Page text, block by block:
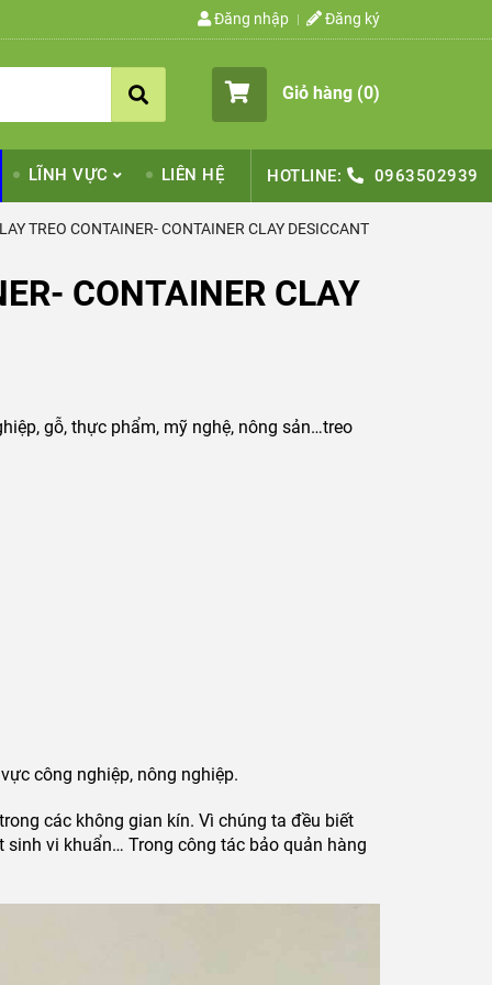
Đăng nhập Đăng ký
Giỏ hàng (0)
LĨNH VỰC LIÊN HỆ HOTLINE: 0963502939
TREO CONTAINER- CONTAINER CLAY DESICCANT
CONTAINER CLAY
gỗ, thực phẩm, mỹ nghệ, nông sản…treo
công nghiệp, nông nghiệp.
các không gian kín. Vì chúng ta đều biết
vi khuẩn… Trong công tác bảo quản hàng